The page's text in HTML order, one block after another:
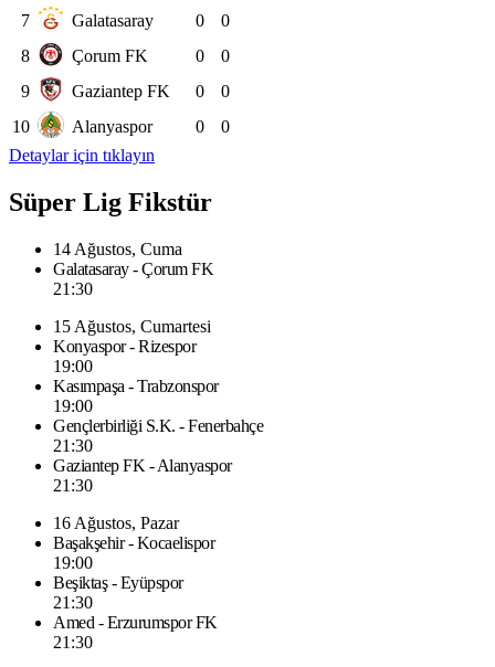
7
Galatasaray 0
0
8
Çorum FK 0
0
9
Gaziantep FK 0
0
10
Alanyaspor 0
0
Detaylar için tıklayın
Süper Lig Fikstür
14 Ağustos, Cuma
Galatasaray - Çorum FK
21:30
15 Ağustos, Cumartesi
Konyaspor - Rizespor
19:00
Kasımpaşa - Trabzonspor
19:00
Gençlerbirliği S.K. - Fenerbahçe
21:30
Gaziantep FK - Alanyaspor
21:30
16 Ağustos, Pazar
Başakşehir - Kocaelispor
19:00
Beşiktaş - Eyüpspor
21:30
Amed - Erzurumspor FK
21:30